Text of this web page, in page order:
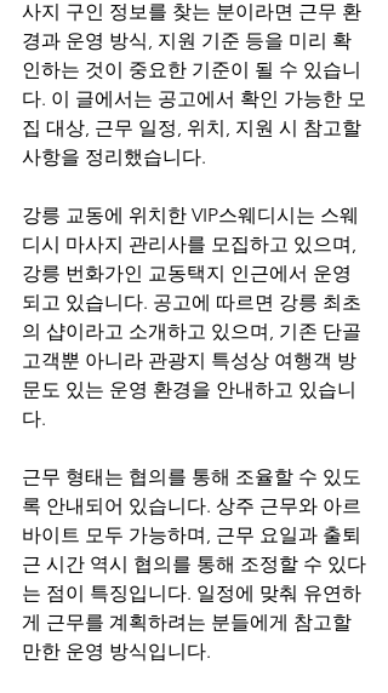
사지 구인 정보를 찾는 분이라면 근무 환
경과 운영 방식, 지원 기준 등을 미리 확
인하는 것이 중요한 기준이 될 수 있습니
다. 이 글에서는 공고에서 확인 가능한 모
집 대상, 근무 일정, 위치, 지원 시 참고할
사항을 정리했습니다.
강릉 교동에 위치한 VIP스웨디시는 스웨
디시 마사지 관리사를 모집하고 있으며,
강릉 번화가인 교동택지 인근에서 운영
되고 있습니다. 공고에 따르면 강릉 최초
의 샵이라고 소개하고 있으며, 기존 단골
고객뿐 아니라 관광지 특성상 여행객 방
문도 있는 운영 환경을 안내하고 있습니
다.
근무 형태는 협의를 통해 조율할 수 있도
록 안내되어 있습니다. 상주 근무와 아르
바이트 모두 가능하며, 근무 요일과 출퇴
근 시간 역시 협의를 통해 조정할 수 있다
는 점이 특징입니다. 일정에 맞춰 유연하
게 근무를 계획하려는 분들에게 참고할
만한 운영 방식입니다.